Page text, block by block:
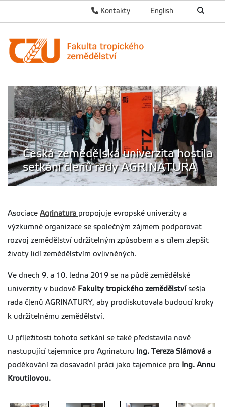
English
Kontakty
Česká zemědělská univerzita hostila
setkání členů rady AGRINATURA
Asociace Agrinatura propojuje evropské univerzity a
výzkumné organizace se společným zájmem podporovat
rozvoj zemědělství udržitelným způsobem a s cílem zlepšit
životy lidí zemědělstvím ovlivněných.
Ve dnech 9. a 10. ledna 2019 se na půdě zemědělské
univerzity v budově Fakulty tropického zemědělstvísešla
rada členů AGRINATURY, aby prodiskutovala budoucí kroky
k udržitelnému zemědělství.
U příležitosti tohoto setkání se také představila nově
nastupující tajemnice pro Agrinaturu
Ing. Tereza Slámová a
poděkování za dosavadní práci jako tajemnice pro
Ing. Annu
Kroutilovou.